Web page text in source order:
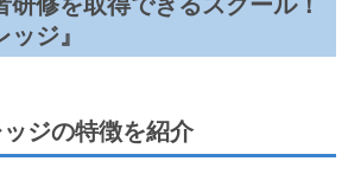
ッジ』
ジの特徴を紹介